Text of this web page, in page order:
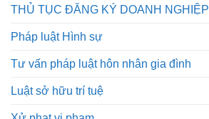
THỦ TỤC ĐĂNG KÝ DOANH NGHIỆP
Pháp luật Hình sự
Tư vấn pháp luật hôn nhân gia đình
Luật sở hữu trí tuệ